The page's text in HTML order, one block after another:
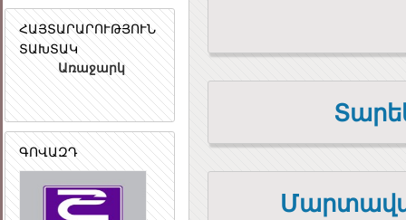
ՀԱՅՏԱՐԱՐՈՒԹՅՈՒՆ
ՏԱԽՏԱԿ
Առաջարկ
ԳՈՎԱԶԴ